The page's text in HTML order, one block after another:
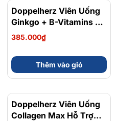
Doppelherz Viên Uống
Ginkgo + B-Vitamins +
Choline Hỗ Trợ Tuần
Hoàn Não, Cải Thiện Trí
Nhớ Hộp 30 Viên
385.000₫
Thêm vào giỏ
Doppelherz Viên Uống
Collagen Max Hỗ Trợ